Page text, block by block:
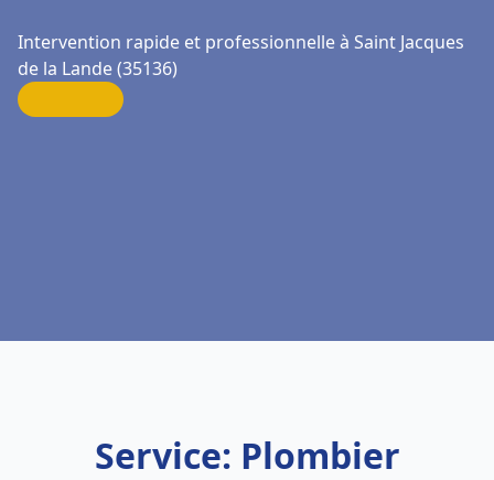
Intervention rapide et professionnelle à Saint Jacques
de la Lande (35136)
Service: Plombier